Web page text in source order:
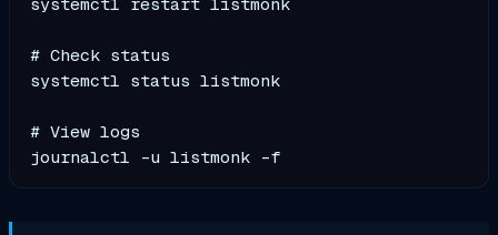
# Check status
systemctl status listmonk
# View logs